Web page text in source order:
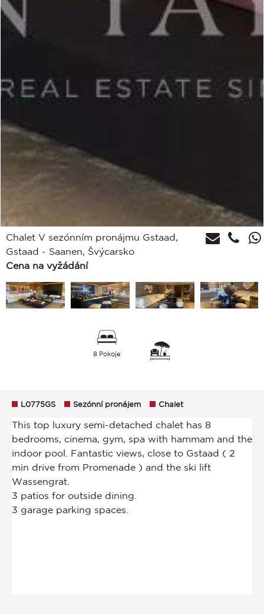
Chalet V sezónním pronájmu Gstaad,
Gstaad - Saanen, Švýcarsko
Cena na vyžádání
8 Pokoje
L0775GS Sezónní pronájem Chalet